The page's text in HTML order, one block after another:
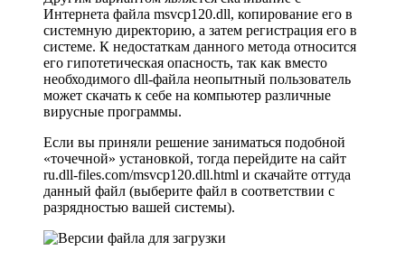
Интернета файла msvcp120.dll, копирование его в
системную директорию, а затем регистрация его в
системе. К недостаткам данного метода относится
его гипотетическая опасность, так как вместо
необходимого dll-файла неопытный пользователь
может скачать к себе на компьютер различные
вирусные программы.
Если вы приняли решение заниматься подобной
«точечной» установкой, тогда перейдите на сайт
ru.dll-files.com/msvcp120.dll.html и скачайте оттуда
данный файл (выберите файл в соответствии с
разрядностью вашей системы).